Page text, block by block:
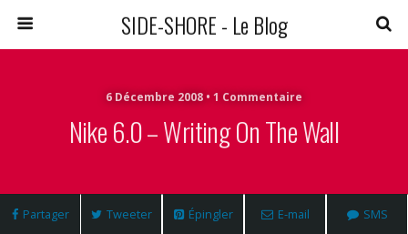
SIDE-SHORE - Le Blog
6 Décembre 2008 • 1 Commentaire
Nike 6.0 – Writing On The Wall
Partager Tweeter Épingler E-mail SMS